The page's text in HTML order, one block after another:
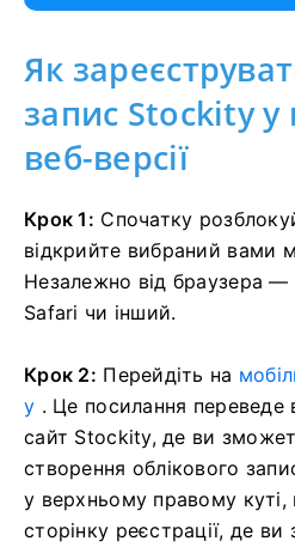
Як
запис Stockity у
веб-версії
Крок 1: Спочатку
відкрийте вибраний вами
Незалежно від браузера
Safari чи інший.
Крок 2: Перейдіть на
y . Це посилання переведе
сайт Stockity, де ви
створення облікового
у верхньому правому куті,
сторінку реєстрації, де